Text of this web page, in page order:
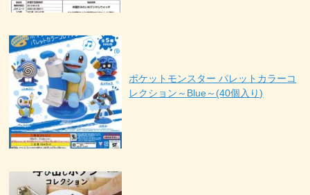
ポケットモンスター パレットカラーコ
レクション～Blue～(40個入り)